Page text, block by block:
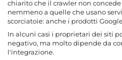
chiarito che il crawler non
nemmeno a quelle che usano
scorciatoie: anche i prodotti
In alcuni casi i proprietari dei siti
negativo, ma molto dipende da
l'integrazione.